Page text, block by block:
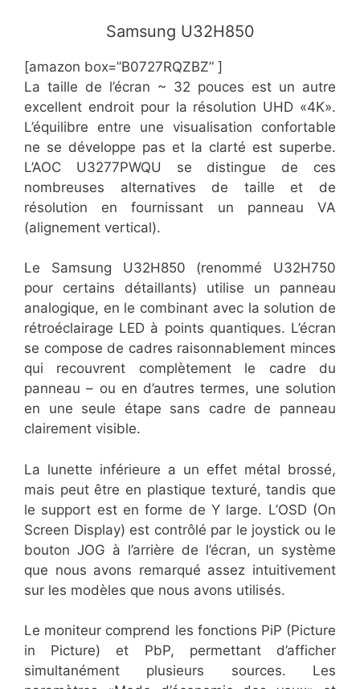
​​Samsung U32H850
[amazon box=”​​B0727RQZBZ” ]
La taille de l’écran ~ 32 pouces est un autre
excellent endroit pour la résolution UHD «4K».
L’équilibre entre une visualisation confortable
ne se développe pas et la clarté est superbe.
L’AOC U3277PWQU se distingue de ces
nombreuses alternatives de taille et de
résolution en fournissant un panneau VA
(alignement vertical).
Le Samsung U32H850 (renommé U32H750
pour certains détaillants) utilise un panneau
analogique, en le combinant avec la solution de
rétroéclairage LED à points quantiques. L’écran
se compose de cadres raisonnablement minces
qui recouvrent complètement le cadre du
panneau – ou en d’autres termes, une solution
en une seule étape sans cadre de panneau
clairement visible.
La lunette inférieure a un effet métal brossé,
mais peut être en plastique texturé, tandis que
le support est en forme de Y large. L’OSD (On
Screen Display) est contrôlé par le joystick ou le
bouton JOG à l’arrière de l’écran, un système
que nous avons remarqué assez intuitivement
sur les modèles que nous avons utilisés.
Le moniteur comprend les fonctions PiP (Picture
in Picture) et PbP, permettant d’afficher
simultanément plusieurs sources. Les